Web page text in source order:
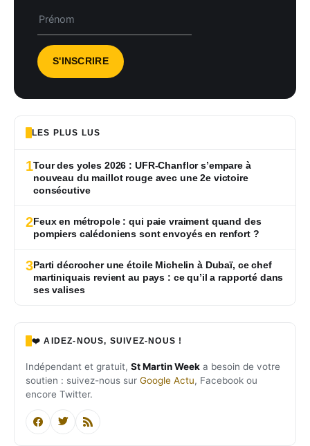
LES PLUS LUS
1Tour des yoles 2026 : UFR-Chanflor s’empare à
nouveau du maillot rouge avec une 2e victoire
consécutive
2Feux en métropole : qui paie vraiment quand des
pompiers calédoniens sont envoyés en renfort ?
3Parti décrocher une étoile Michelin à Dubaï, ce chef
martiniquais revient au pays : ce qu’il a rapporté dans
ses valises
❤️ AIDEZ-NOUS, SUIVEZ-NOUS !
Indépendant et gratuit, St Martin Week a besoin de votre
soutien : suivez-nous sur Google Actu, Facebook ou
encore Twitter.